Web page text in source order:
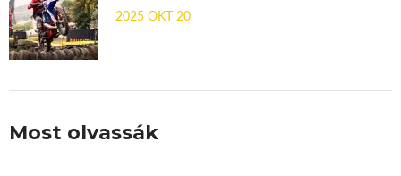
2025 OKT 20
Most olvassák